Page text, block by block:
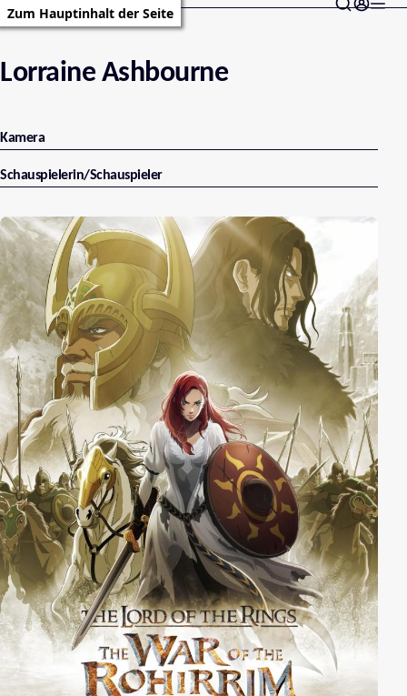
Zum Hauptinhalt der Seite
Lorraine Ashbourne
Kamera
Schauspielerin/Schauspieler